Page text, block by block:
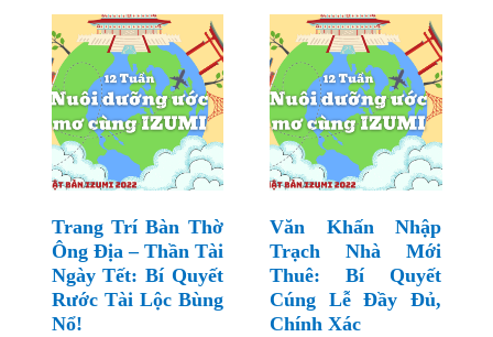
Trang Trí Bàn Thờ
Ông Địa – Thần Tài
Ngày Tết: Bí Quyết
Rước Tài Lộc Bùng
Nổ!
Văn Khấn Nhập
Trạch Nhà Mới
Thuê: Bí Quyết
Cúng Lễ Đầy Đủ,
Chính Xác